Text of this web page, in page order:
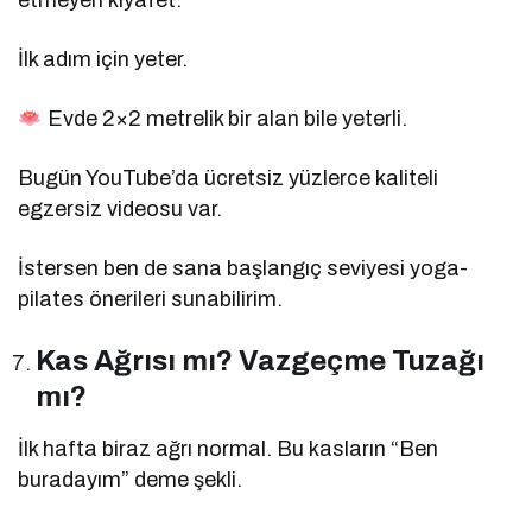
İlk adım için yeter.
Evde 2×2 metrelik bir alan bile yeterli.
Bugün YouTube’da ücretsiz yüzlerce kaliteli
egzersiz videosu var.
İstersen ben de sana başlangıç seviyesi yoga-
pilates önerileri sunabilirim.
Kas Ağrısı mı? Vazgeçme Tuzağı
mı?
İlk hafta biraz ağrı normal. Bu kasların “Ben
buradayım” deme şekli.